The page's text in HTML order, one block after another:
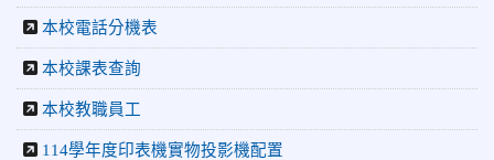
2026-06-02
榮譽
長盃」跆拳道錦標賽暨全國少年盃花蓮縣代表隊選拔賽 榮獲
佳績！
2026-05-03
榮譽
Show and Tell榮獲佳績
本校電話分機表
本校課表查詢
本校教職員工
114學年度印表機實物投影機配置